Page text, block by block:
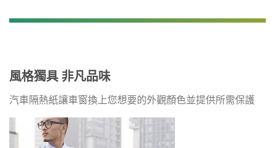
儘
聯
風格獨具 非凡品味
汽車隔熱紙讓車窗換上您想要的外觀顏色並提供所需保護